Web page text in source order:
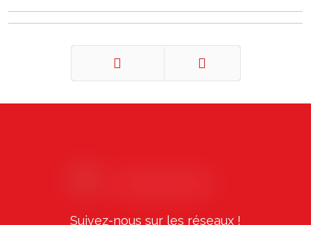
Suivez-nous sur les réseaux !